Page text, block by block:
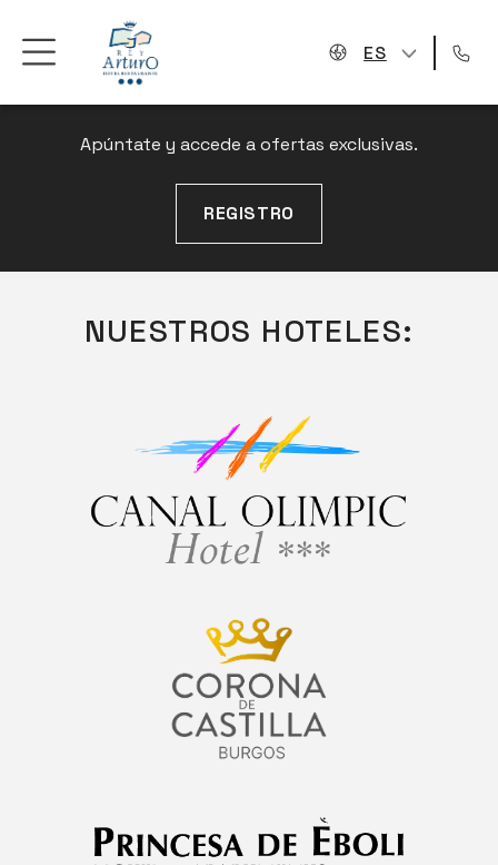
ES
NEWSLETTER
Apúntate y accede a ofertas exclusivas.
REGISTRO
NUESTROS HOTELES: